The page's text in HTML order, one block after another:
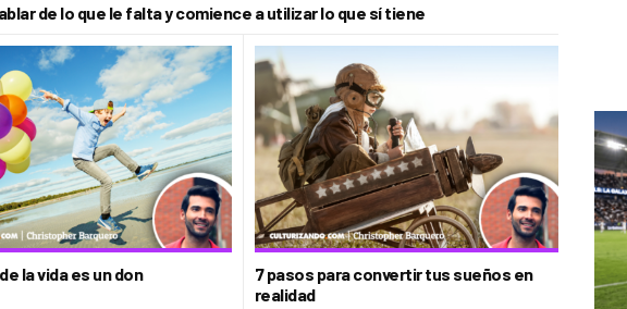
de lo que le falta y comience a utilizar lo que sí tiene
la vida es un don
7 pasos para convertir tus sueños en
realidad